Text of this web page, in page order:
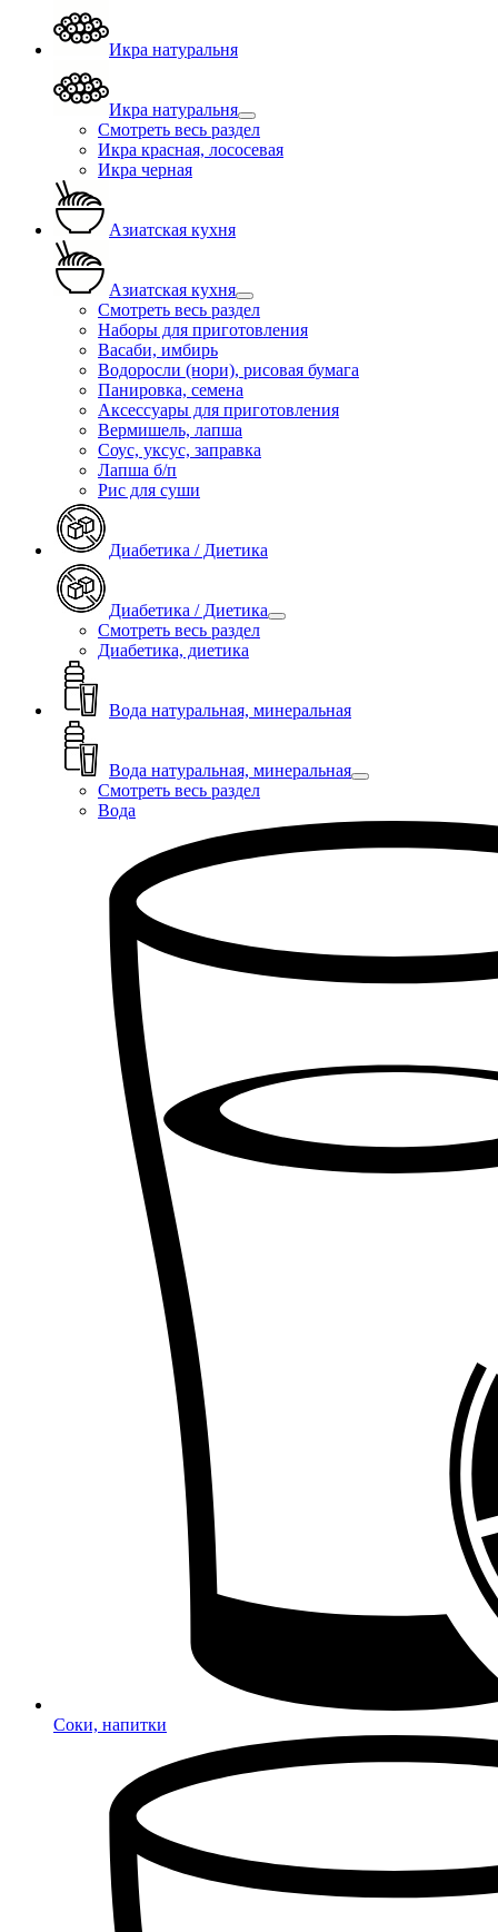
Икра натуральня
Икра натуральня
Смотреть весь раздел
Икра красная, лососевая
Икра черная
Азиатская кухня
Азиатская кухня
Смотреть весь раздел
Наборы для приготовления
Васаби, имбирь
Водоросли (нори), рисовая бумага
Панировка, семена
Аксессуары для приготовления
Вермишель, лапша
Соус, уксус, заправка
Лапша б/п
Рис для суши
Диабетика / Диетика
Диабетика / Диетика
Смотреть весь раздел
Диабетика, диетика
Вода натуральная, минеральная
Вода натуральная, минеральная
Смотреть весь раздел
Вода
Соки, напитки